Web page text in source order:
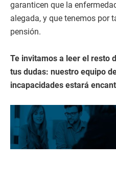
garanticen que la
alegada, y que tenemos por
pensión.
Te invitamos a leer el resto
tus dudas: nuestro equipo
incapacidades estará